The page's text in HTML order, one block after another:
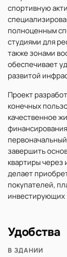
спортивную
полноценным
студиями для
также зонами
обеспечивает
развитой
Проект
конечных
качественное
завершить
квартиры через
делает
покупателей,
инвестирующих
Удобства
В ЗДАНИИ